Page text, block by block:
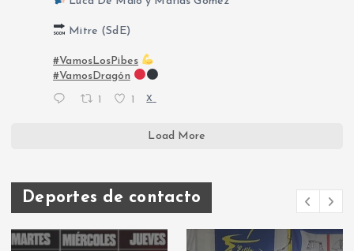
Mitre (SdE)
#VamosLosPibes
#VamosDragón
X
Load More
Deportes de contacto